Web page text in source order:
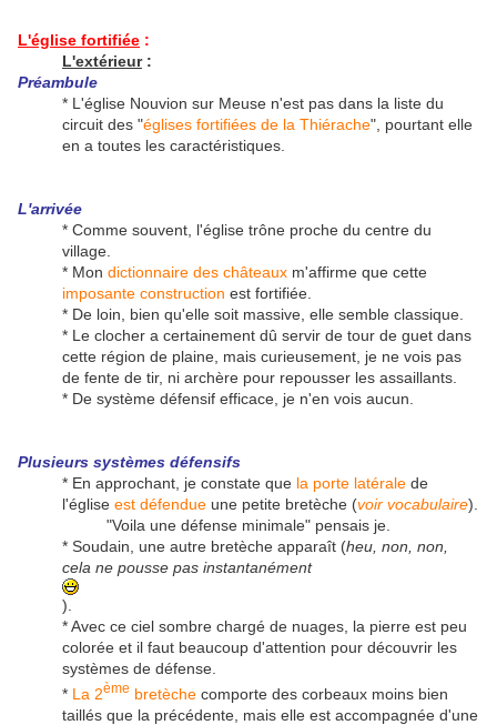
L'église fortifiée :
L'extérieur:
Préambule
* L'église Nouvion sur Meuse n'est pas dans la liste du
circuit des "églises fortifiées de la Thiérache", pourtant elle
en a toutes les caractéristiques.
L'arrivée
* Comme souvent, l'église trône proche du centre du
village.
* Mon dictionnaire des châteaux m'affirme que cette
imposante construction est fortifiée.
* De loin, bien qu'elle soit massive, elle semble classique.
* Le clocher a certainement dû servir de tour de guet dans
cette région de plaine, mais curieusement, je ne vois pas
de fente de tir, ni archère pour repousser les assaillants.
* De système défensif efficace, je n'en vois aucun.
Plusieurs systèmes défensifs
* En approchant, je constate que la porte latérale de
l'église est défendue une petite bretèche (voir vocabulaire).
"Voila une défense minimale" pensais je.
* Soudain, une autre bretèche apparaît (heu, non, non,
cela ne pousse pas instantanément
).
* Avec ce ciel sombre chargé de nuages, la pierre est peu
colorée et il faut beaucoup d'attention pour découvrir les
systèmes de défense.
* La 2ème bretèche comporte des corbeaux moins bien
taillés que la précédente, mais elle est accompagnée d'une